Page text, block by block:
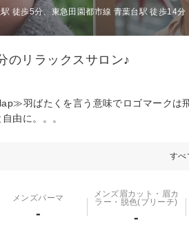
徒歩5分、東急田園都市線 青葉台駅 徒歩14分
のリラックスサロン♪
羽ばたくを言う意味でロゴマークは
由に。。。
すべ
メンズパーマ
-
メンズ眉カット・眉カ
ラー・脱色(ブリーチ)
-